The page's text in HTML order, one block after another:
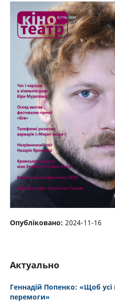
Опубліковано: 2024-11-16
Актуально
Геннадій Попенко: «Щоб
перемоги»